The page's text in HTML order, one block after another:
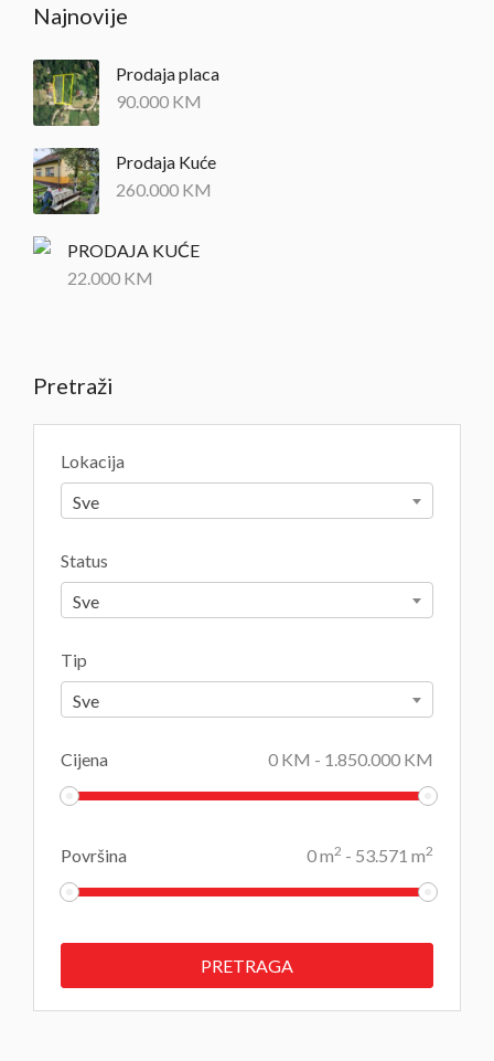
Najnovije
Prodaja placa
90.000 KM
Prodaja Kuće
260.000 KM
PRODAJA KUĆE
22.000 KM
Pretraži
Lokacija
Sve
Status
Sve
Tip
Sve
Cijena 0 KM - 1.850.000 KM
Površina 0m2 - 53.571 m2